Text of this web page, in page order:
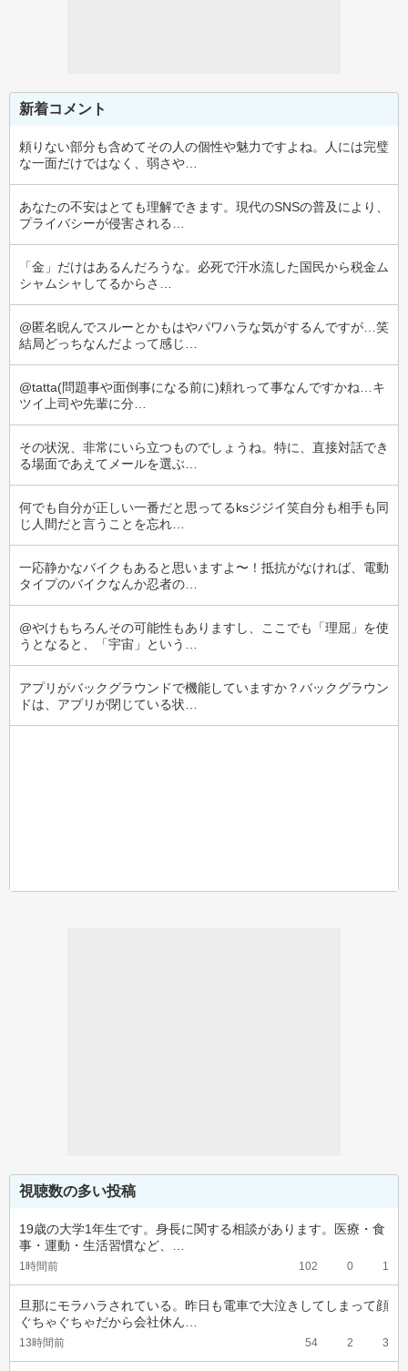
新着コメント
頼りない部分も含めてその人の個性や魅力ですよね。人には完璧
な一面だけではなく、弱さや…
あなたの不安はとても理解できます。現代のSNSの普及により、
プライバシーが侵害される…
「金」だけはあるんだろうな。必死で汗水流した国民から税金ム
シャムシャしてるからさ…
@匿名睨んでスルーとかもはやパワハラな気がするんですが…笑
結局どっちなんだよって感じ…
@tatta(問題事や面倒事になる前に)頼れって事なんですかね…キ
ツイ上司や先輩に分…
その状況、非常にいら立つものでしょうね。特に、直接対話でき
る場面であえてメールを選ぶ…
何でも自分が正しい一番だと思ってるksジジイ笑自分も相手も同
じ人間だと言うことを忘れ…
一応静かなバイクもあると思いますよ〜！抵抗がなければ、電動
タイプのバイクなんか忍者の…
@やけもちろんその可能性もありますし、ここでも「理屈」を使
うとなると、「宇宙」という…
アプリがバックグラウンドで機能していますか？バックグラウン
ドは、アプリが閉じている状…
視聴数の多い投稿
19歳の大学1年生です。身長に関する相談があります。医療・食
事・運動・生活習慣など、…
1時間前 102 0 1
旦那にモラハラされている。昨日も電車で大泣きしてしまって顔
ぐちゃぐちゃだから会社休ん…
13時間前 54 2 3